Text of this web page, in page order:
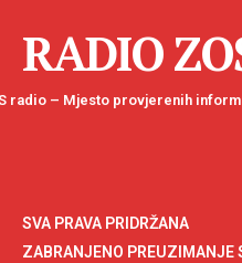
RADIO
radio – Mjesto provjerenih
SVA PRAVA PRIDRŽANA
ZABRANJENO PREUZIMANJE